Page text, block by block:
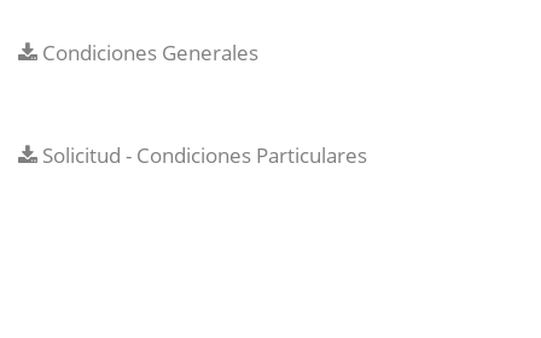
Condiciones Generales
Solicitud - Condiciones Particulares